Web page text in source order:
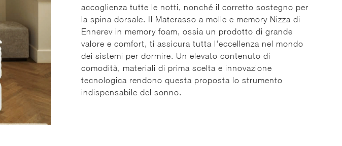
accoglienza tutte le notti, nonché il corretto sostegno per
la spina dorsale. Il Materasso a molle e memory Nizza di
Ennerev in memory foam, ossia un prodotto di grande
valore e comfort, ti assicura tutta l'eccellenza nel mondo
dei sistemi per dormire. Un elevato contenuto di
comodità, materiali di prima scelta e innovazione
tecnologica rendono questa proposta lo strumento
indispensabile del sonno.